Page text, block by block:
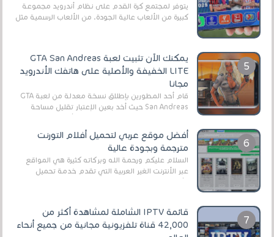
يتوفر لمجتمع كرة القدم على نظام أندرويد مجموعة
كبيرة من الألعاب عالية الجودة. من الألعاب الرسمية مثل
يمكنك الآن تثبيت لعبة GTA San Andreas
LITE الخفيفة والأصلية على هاتفك الأندرويد
مجانا
قام أحد المطورين بإطلاق نسخة معدلة من لعبة GTA
San Andreas حيث أخد بعين الإعتبار تقليل مساحة
أفضل موقع عربي لتحميل أفلام التورنت
مترجمة وبجودة عالية
السلام عليكم ورحمة الله وبركاته كثيرة هي المواقع
عبر الأنترنت الغير العربية التي تقدم خدمة تحميل
الأفلام على التورنت ، ومعظم هذه المواقع ل...
قائمة IPTV الشاملة لمشاهدة أكثر من
42,000 قناة تلفزيونية مجانية من جميع أنحاء